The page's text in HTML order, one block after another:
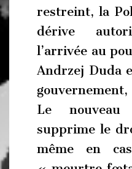
restreint, la
dérive
l’arrivée au
Andrzej Duda
Le
supprime le
même en